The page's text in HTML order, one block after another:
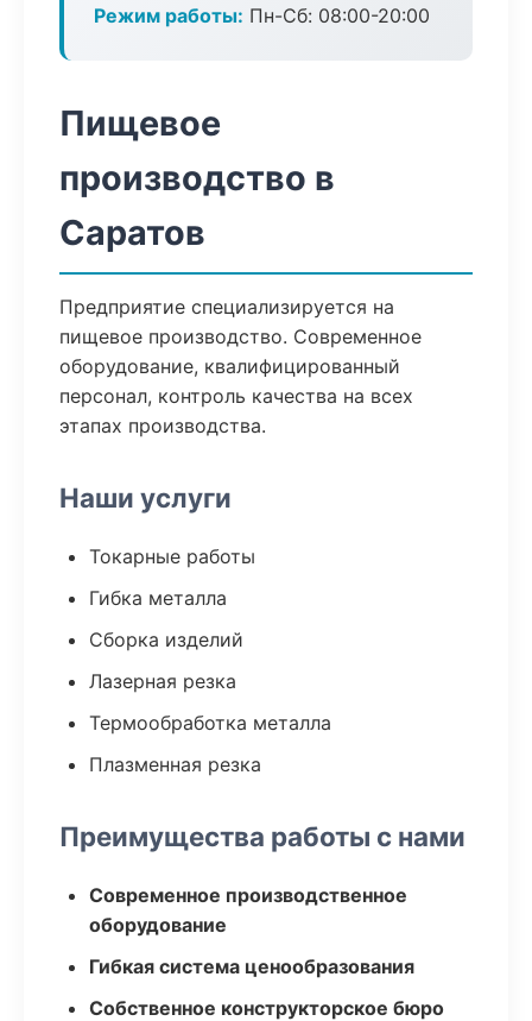
Режим работы: Пн-Сб: 08:00-20:00
Пищевое
производство в
Саратов
Предприятие специализируется на
пищевое производство. Современное
оборудование, квалифицированный
персонал, контроль качества на всех
этапах производства.
Наши услуги
Токарные работы
Гибка металла
Сборка изделий
Лазерная резка
Термообработка металла
Плазменная резка
Преимущества работы с нами
Современное производственное
оборудование
Гибкая система ценообразования
Собственное конструкторское бюро